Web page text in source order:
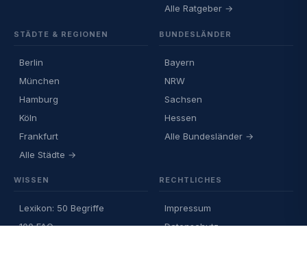
Alle Ratgeber →
STÄDTE & REGIONEN
Berlin
München
Hamburg
Köln
Frankfurt
Alle Städte →
BUNDESLÄNDER
Bayern
NRW
Sachsen
Hessen
Alle Bundesländer →
WISSEN
Lexikon: 50 Begriffe
100 FAQ
RECHTLICHES
Impressum
Datenschutz